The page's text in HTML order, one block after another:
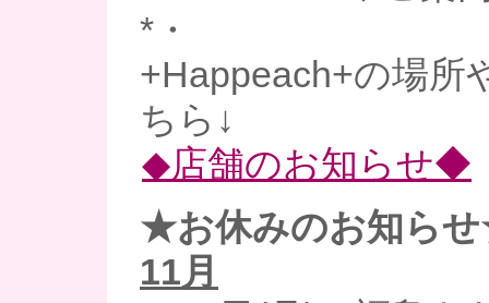
*・
+Happeach+の場所
ちら↓
◆店舗のお知らせ◆
★お休みのお知ら
11月